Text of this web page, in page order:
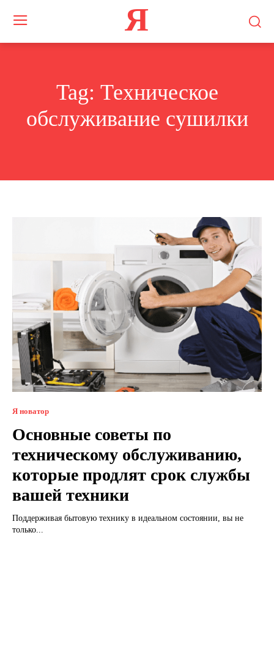
Я
Tag: Техническое
обслуживание сушилки
Я новатор
Основные советы по
техническому обслуживанию,
которые продлят срок службы
вашей техники
Поддерживая бытовую технику в идеальном состоянии, вы не
только...